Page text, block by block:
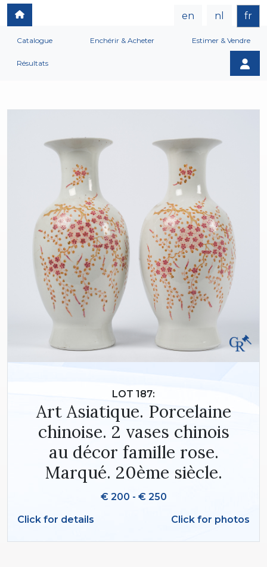
en nl fr
Catalogue Enchérir & Acheter Estimer & Vendre
Résultats
LOT 187:
Art Asiatique. Porcelaine
chinoise. 2 vases chinois
au décor famille rose.
Marqué. 20ème siècle.
€ 200 - € 250
Click for details
Click for photos